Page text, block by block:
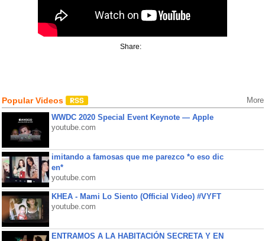
Share:
Popular Videos More
WWDC 2020 Special Event Keynote — Apple
youtube.com
imitando a famosas que me parezco *o eso dic
en*
youtube.com
KHEA - Mami Lo Siento (Official Video) #VYFT
youtube.com
ENTRAMOS A LA HABITACIÓN SECRETA Y EN